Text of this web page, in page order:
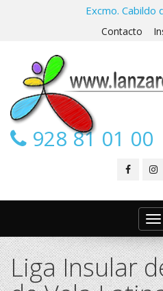
Excmo. Cabildo
Contacto
928 81 01 00
Liga Insular